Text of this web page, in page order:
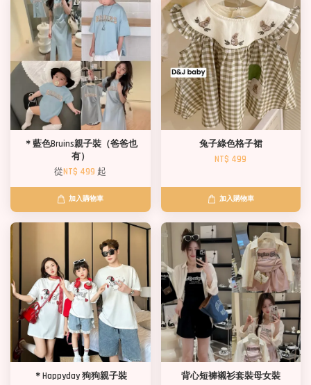
＊藍色Bruins親子裝（爸爸也
有）
從NT$ 499起
加入購物車
兔子綠色格子裙
NT$ 499
加入購物車
＊Happyday 狗狗親子裝
背心短褲襯衫套裝母女裝